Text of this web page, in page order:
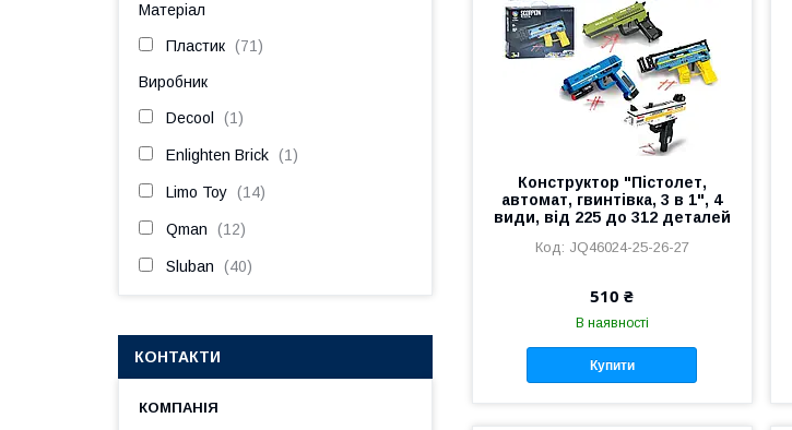
Конструктор "Пістолет,
автомат, гвинтівка, 3 в 1", 4
види, від 225 до 312 деталей
JQ46024-25-26-27
510 ₴
В наявності
Купити
Матеріал
Пластик 71
Виробник
Decool 1
Enlighten Brick 1
Limo Toy 14
Qman 12
Sluban 40
КОНТАКТИ